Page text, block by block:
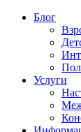
Блог
Услуги